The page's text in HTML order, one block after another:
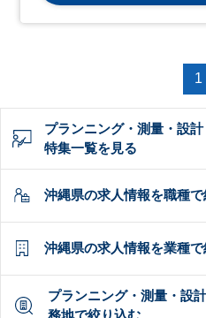
1
プランニング・測量・設
特集一覧を見る
沖縄県の求人情報を職種
沖縄県の求人情報を業種
プランニング・測量・設
務地で絞り込む